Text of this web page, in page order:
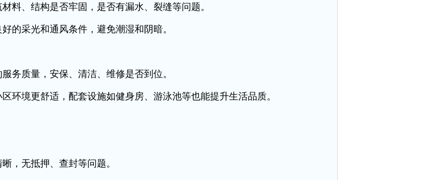
、结构是否牢固，是否有漏水、裂缝等问题。
采光和通风条件，避免潮湿和阴暗。
质量，安保、清洁、维修是否到位。
境更舒适，配套设施如健身房、游泳池等也能提升生活品质。
无抵押、查封等问题。